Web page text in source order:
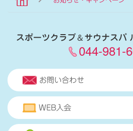
スポーツクラブ＆サウナスパ
044-981-
お問い合わせ
WEB入会